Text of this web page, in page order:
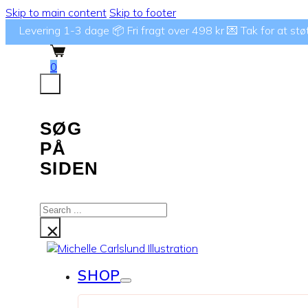
Skip to main content Skip to footer
Levering 1-3 dage 📦 Fri fragt over 498 kr 💌 Tak for at
0
SØG
PÅ
SIDEN
Search
...×
SHOP